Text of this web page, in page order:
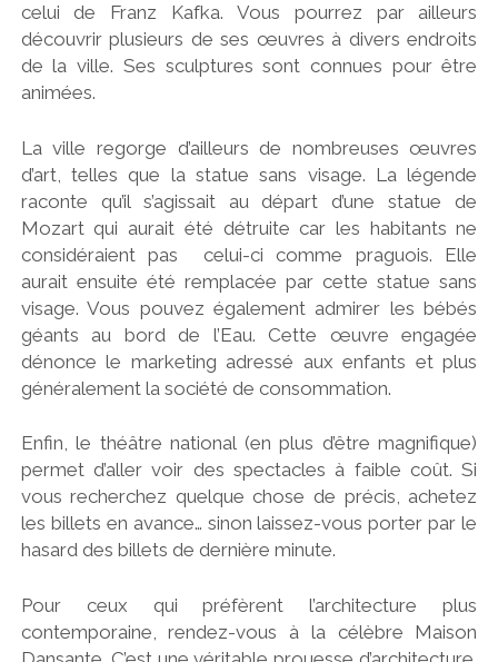
celui de Franz Kafka. Vous pourrez par ailleurs
découvrir plusieurs de ses œuvres à divers endroits
de la ville. Ses sculptures sont connues pour être
animées.
La ville regorge d’ailleurs de nombreuses œuvres
d’art, telles que la statue sans visage. La légende
raconte qu’il s’agissait au départ d’une statue de
Mozart qui aurait été détruite car les habitants ne
considéraient pas celui-ci comme praguois. Elle
aurait ensuite été remplacée par cette statue sans
visage. Vous pouvez également admirer les bébés
géants au bord de l’Eau. Cette œuvre engagée
dénonce le marketing adressé aux enfants et plus
généralement la société de consommation.
Enfin, le théâtre national (en plus d’être magnifique)
permet d’aller voir des spectacles à faible coût. Si
vous recherchez quelque chose de précis, achetez
les billets en avance… sinon laissez-vous porter par le
hasard des billets de dernière minute.
Pour ceux qui préfèrent l’architecture plus
contemporaine, rendez-vous à la célèbre Maison